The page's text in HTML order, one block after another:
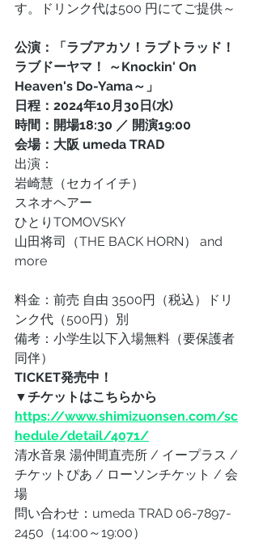
す。ドリンク代は500 円にてご提供～
公演：「ラブアカソ！ラブトラッド！
ラブドーヤマ！ ～Knockin' On
Heaven's Do-Yama～」
日程：2024年10月30日(水)
時間：開場18:30 ／ 開演19:00
会場：大阪 umeda TRAD
出演：
岩崎慧（セカイイチ）
スネオヘアー
ひとりTOMOVSKY
山田将司（THE BACK HORN） and
more
料金：前売 自由 3500円（税込）ドリ
ンク代（500円）別
備考：小学生以下入場無料（要保護者
同伴）
TICKET発売中！
▼チケットはこちらから
https://www.shimizuonsen.com/sc
hedule/detail/4071/
清水音泉 湯仲間直売所 / イープラス /
チケットぴあ / ローソンチケット / 会
場
問い合わせ：umeda TRAD 06-7897-
2450（14:00～19:00）